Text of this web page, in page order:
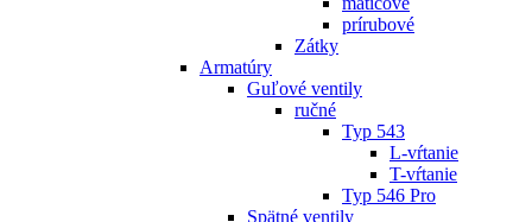
prírubové
Zátky
Armatúry
Guľové ventily
ručné
Typ 543
L-vŕtanie
T-vŕtanie
Typ 546 Pro
Spätné ventily